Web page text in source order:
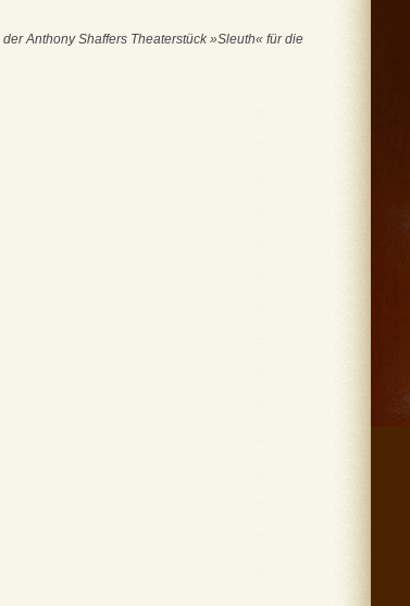
Anthony Shaffers Theaterstück »Sleuth« für die